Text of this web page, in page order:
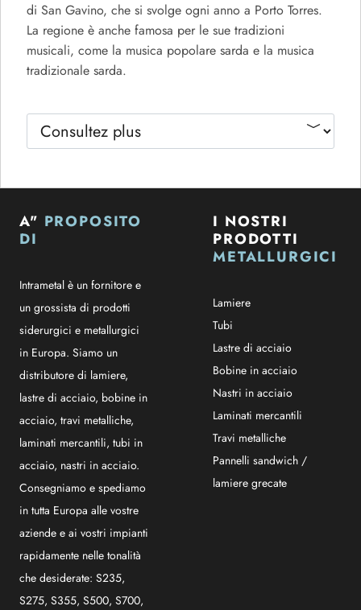
di San Gavino, che si svolge ogni anno a Porto Torres.
La regione è anche famosa per le sue tradizioni
musicali, come la musica popolare sarda e la musica
tradizionale sarda.
A" PROPOSITO
DI
Intrametal è un fornitore e
un grossista di prodotti
siderurgici e metallurgici
in Europa. Siamo un
distributore di lamiere,
lastre di acciaio, bobine in
acciaio, travi metalliche,
laminati mercantili, tubi in
acciaio, nastri in acciaio.
Consegniamo e spediamo
in tutta Europa alle vostre
aziende e ai vostri impianti
rapidamente nelle tonalità
che desiderate: S235,
S275, S355, S500, S700,
I NOSTRI
PRODOTTI
METALLURGICI
Lamiere
Tubi
Lastre di acciaio
Bobine in acciaio
Nastri in acciaio
Laminati mercantili
Travi metalliche
Pannelli sandwich /
lamiere grecate